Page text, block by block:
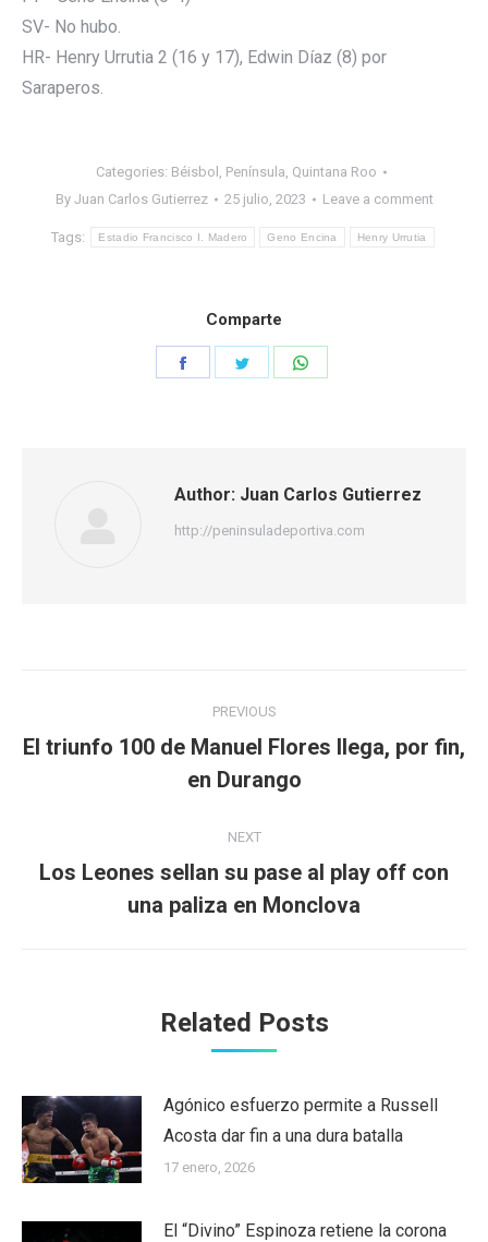
SV- No hubo.
HR- Henry Urrutia 2 (16 y 17), Edwin Díaz (8) por
Saraperos.
Categories: Béisbol , Península, Quintana Roo
By Juan Carlos Gutierrez 25 julio, 2023 Leave a comment
Tags: Estadio Francisco I. Madero Geno Encina Henry Urrutia
Comparte
Share
Author: Juan Carlos Gutierrez
http://peninsuladeportiva.com
navigation
PREVIOUS
Previous
post:
El triunfo 100 de Manuel Flores llega, por fin,
en Durango
NEXT
Next
post:
Los Leones sellan su pase al play off con
una paliza en Monclova
Related Posts
Agónico esfuerzo permite a Russell
Acosta dar fin a una dura batalla
17 enero, 2026
El “Divino” Espinoza retiene la corona